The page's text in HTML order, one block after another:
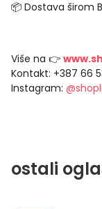
📦 Dostava širom
Više na 👉
Kontakt: +387 66
Instagram:
ostali